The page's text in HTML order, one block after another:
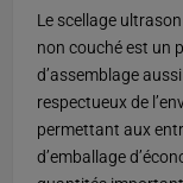
Le scellage
non couché est un
d’assemblage
respectueux de
permettant aux
d’emballage